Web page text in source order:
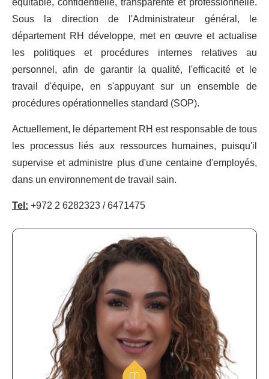
Sous la direction de l'Administrateur général, le
département RH développe, met en œuvre et actualise
les politiques et procédures internes relatives au
personnel, afin de garantir la qualité, l'efficacité et le
travail d'équipe, en s'appuyant sur un ensemble de
procédures opérationnelles standard (SOP).
Actuellement, le département RH est responsable de tous
les processus liés aux ressources humaines, puisqu'il
supervise et administre plus d'une centaine d'employés,
dans un environnement de travail sain.
Tel:+972 2 6282323 / 6471475
Département
Ressources
Humaines